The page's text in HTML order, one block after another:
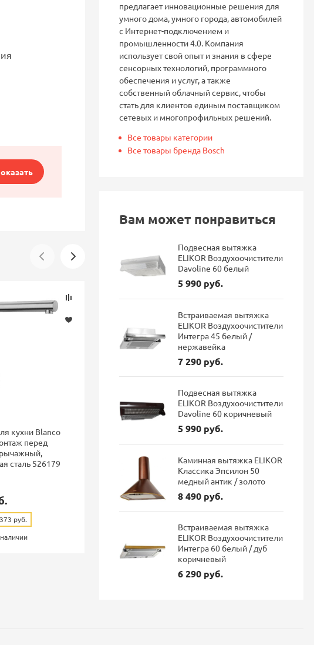
кухни Blanco
перед
сталь 526179
руб.
Смеситель для кухни Blanco
FONTAS II с подключением
114 687 руб.
96 337 руб.
Наличие: В наличии
GRAVITY
гибким
Наличие:
предлагает инновационные решения для
умного дома, умного города, автомобилей
с Интернет-подключением и
промышленности 4.0. Компания
использует свой опыт и знания в сфере
сенсорных технологий, программного
обеспечения и услуг, а также
собственный облачный сервис, чтобы
стать для клиентов единым поставщиком
сетевых и многопрофильных решений.
Все товары категории
Все товары бренда Bosch
Вам может понравиться
Подвесная вытяжка
ELIKOR Воздухоочистители
Davoline 60 белый
5 990 руб.
Встраиваемая вытяжка
ELIKOR Воздухоочистители
Интегра 45 белый /
нержавейка
7 290 руб.
Подвесная вытяжка
ELIKOR Воздухоочистители
Davoline 60 коричневый
5 990 руб.
Каминная вытяжка ELIKOR
Классика Эпсилон 50
медный антик / золото
8 490 руб.
Встраиваемая вытяжка
ELIKOR Воздухоочистители
Интегра 60 белый / дуб
коричневый
6 290 руб.